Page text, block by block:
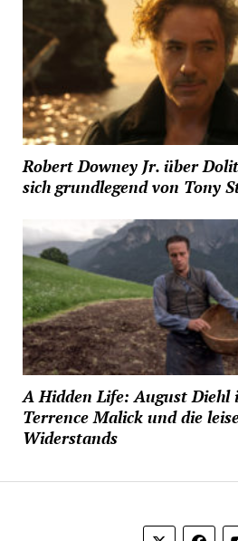
Robert Downey Jr. über
sich grundlegend von Tony
A Hidden Life: August
Terrence Malick und die
Widerstands